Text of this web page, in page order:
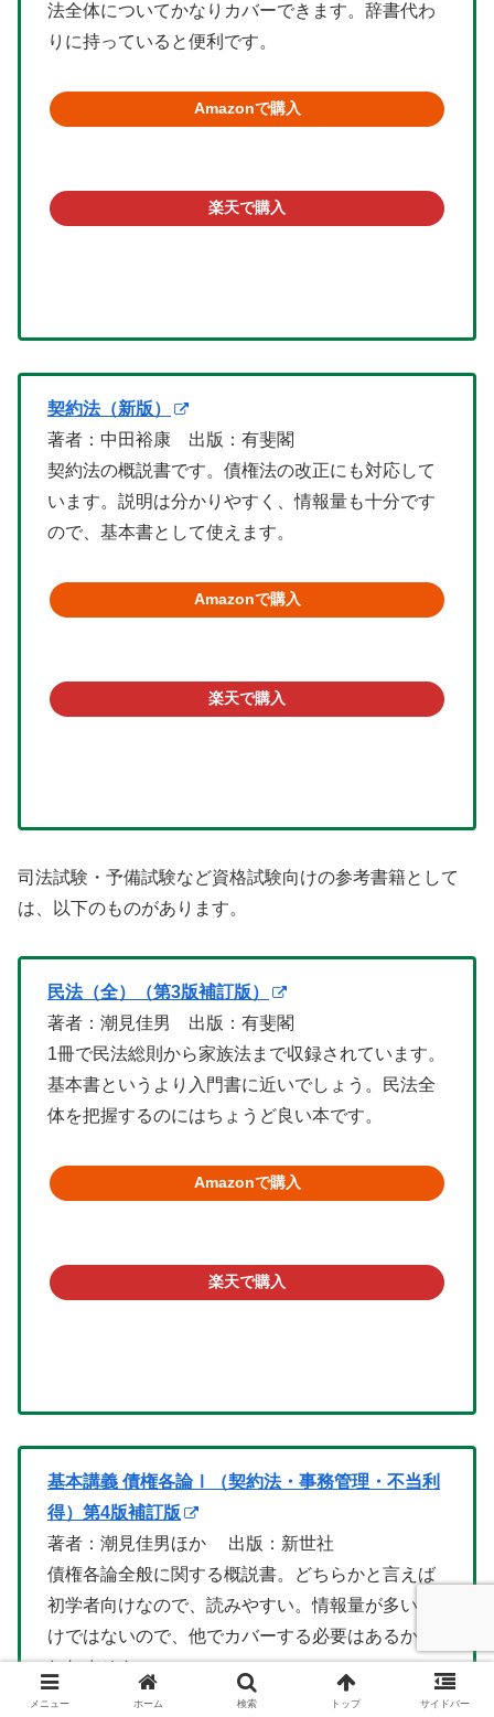
法全体についてかなりカバーできます。辞書代わ
りに持っていると便利です。
Amazonで購入
楽天で購入
契約法（新版）
著者：中田裕康 出版：有斐閣
契約法の概説書です。債権法の改正にも対応して
います。説明は分かりやすく、情報量も十分です
ので、基本書として使えます。
Amazonで購入
楽天で購入
司法試験・予備試験など資格試験向けの参考書籍として
は、以下のものがあります。
民法（全）（第3版補訂版）
著者：潮見佳男 出版：有斐閣
1冊で民法総則から家族法まで収録されています。
基本書というより入門書に近いでしょう。民法全
体を把握するのにはちょうど良い本です。
Amazonで購入
楽天で購入
基本講義 債権各論Ⅰ（契約法・事務管理・不当利
得）第4版補訂版
著者：潮見佳男ほか 出版：新世社
債権各論全般に関する概説書。どちらかと言えば
初学者向けなので、読みやすい。情報量が多いわ
けではないので、他でカバーする必要はあるかも
しれません。
メニュー ホーム 検索 トップ サイドバー